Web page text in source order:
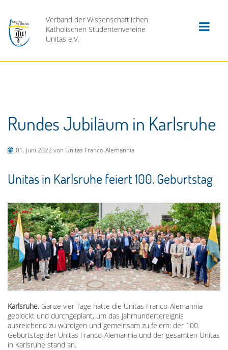
Verband der Wissenschaftlichen
Katholischen Studentenvereine
Unitas e.V.
Rundes Jubiläum in Karlsruhe
01. Juni 2022 von Unitas Franco-Alemannia
Unitas in Karlsruhe feiert 100. Geburtstag
Karlsruhe. Ganze vier Tage hatte die Unitas Franco-Alemannia
geblockt und durchgeplant, um das Jahrhundertereignis
ausreichend zu würdigen und gemeinsam zu feiern: der 100.
Geburtstag der Unitas Franco-Alemannia und der gesamten Unitas
in Karlsruhe stand an.